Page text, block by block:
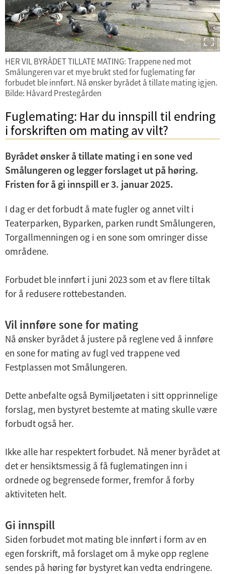
HER VIL BYRÅDET TILLATE MATING: Trappene ned mot
Smålungeren var et mye brukt sted for fuglemating før
forbudet ble innført. Nå ønsker byrådet å tillate mating igjen.
Bilde: Håvard Prestegården
Fuglemating: Har du innspill til endring
i forskriften om mating av vilt?
Byrådet ønsker å tillate mating i en sone ved
Smålungeren og legger forslaget ut på høring.
Fristen for å gi innspill er 3. januar 2025.
I dag er det forbudt å mate fugler og annet vilt i
Teaterparken, Byparken, parken rundt Smålungeren,
Torgallmenningen og i en sone som omringer disse
områdene.
Forbudet ble innført i juni 2023 som et av flere tiltak
for å redusere rottebestanden.
Vil innføre sone for mating
Nå ønsker byrådet å justere på reglene ved å innføre
en sone for mating av fugl ved trappene ved
Festplassen mot Smålungeren.
Dette anbefalte også Bymiljøetaten i sitt opprinnelige
forslag, men bystyret bestemte at mating skulle være
forbudt også her.
Ikke alle har respektert forbudet. Nå mener byrådet at
det er hensiktsmessig å få fuglematingen inn i
ordnede og begrensede former, fremfor å forby
aktiviteten helt.
Gi innspill
Siden forbudet mot mating ble innført i form av en
egen forskrift, må forslaget om å myke opp reglene
sendes på høring før bystyret kan vedta endringene.